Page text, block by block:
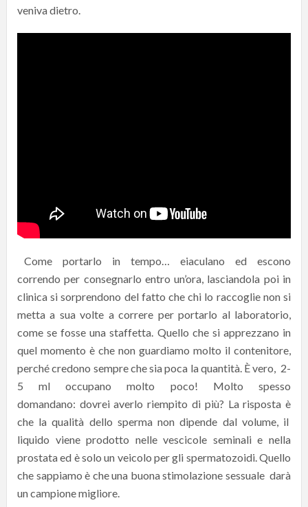
veniva dietro.
Come portarlo in tempo… eiaculano ed escono
correndo per consegnarlo entro un’ora, lasciandola poi in
clinica si sorprendono del fatto che chi lo raccoglie non si
metta a sua volte a correre per portarlo al laboratorio,
come se fosse una staffetta. Quello che si apprezzano in
quel momento è che non guardiamo molto il contenitore,
perché credono sempre che sia poca la quantità. È vero, 2-
5 ml occupano molto poco! Molto spesso
domandano: dovrei averlo riempito di più? La risposta è
che la qualità dello sperma non dipende dal volume, il
liquido viene prodotto nelle vescicole seminali e nella
prostata ed è solo un veicolo per gli spermatozoidi. Quello
che sappiamo è che una buona stimolazione sessuale darà
un campione migliore.